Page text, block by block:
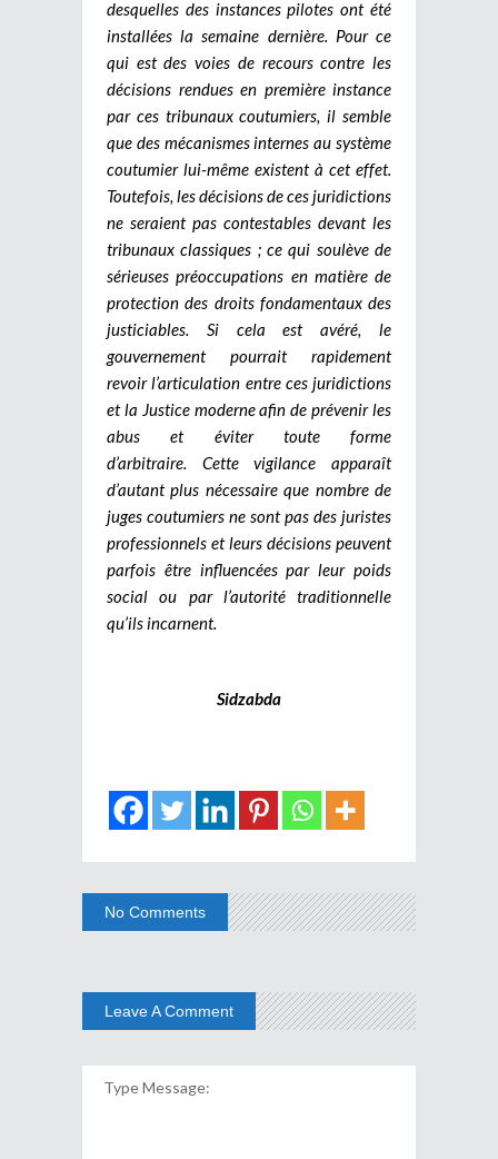
desquelles des instances pilotes ont été
installées la semaine dernière. Pour ce
qui est des voies de recours contre les
décisions rendues en première instance
par ces tribunaux coutumiers, il semble
que des mécanismes internes au système
coutumier lui-même existent à cet effet.
Toutefois, les décisions de ces juridictions
ne seraient pas contestables devant les
tribunaux classiques ; ce qui soulève de
sérieuses préoccupations en matière de
protection des droits fondamentaux des
justiciables. Si cela est avéré, le
gouvernement pourrait rapidement
revoir l’articulation entre ces juridictions
et la Justice moderne afin de prévenir les
abus et éviter toute forme
d’arbitraire. Cette vigilance apparaît
d’autant plus nécessaire que nombre de
juges coutumiers ne sont pas des juristes
professionnels et leurs décisions peuvent
parfois être influencées par leur poids
social ou par l’autorité traditionnelle
qu’ils incarnent.
Sidzabda
No Comments
Leave A Comment